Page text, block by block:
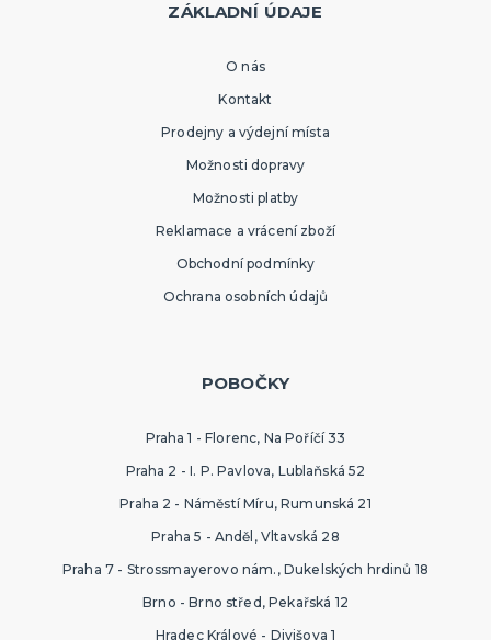
ZÁKLADNÍ ÚDAJE
O nás
Kontakt
Prodejny a výdejní místa
Možnosti dopravy
Možnosti platby
Reklamace a vrácení zboží
Obchodní podmínky
Ochrana osobních údajů
POBOČKY
Praha 1 - Florenc, Na Poříčí 33
Praha 2 - I. P. Pavlova, Lublaňská 52
Praha 2 - Náměstí Míru, Rumunská 21
Praha 5 - Anděl, Vltavská 28
Praha 7 - Strossmayerovo nám., Dukelských hrdinů 18
Brno - Brno střed, Pekařská 12
Hradec Králové - Divišova 1